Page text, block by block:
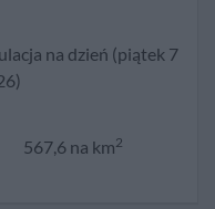
na dzień (piątek 7
567,6 na km2